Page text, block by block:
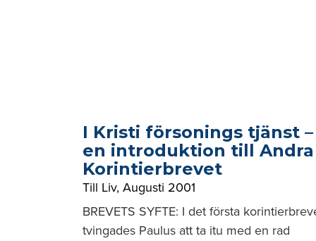
I Kristi försonings tjänst –
en introduktion till Andra
Korintierbrevet
Till Liv, Augusti 2001
BREVETS SYFTE: I det första
tvingades Paulus att ta itu med en rad